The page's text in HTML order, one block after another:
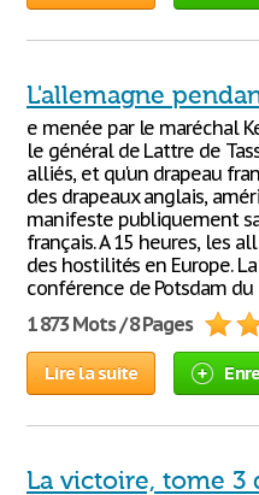
L'allemagne
e menée par le maréchal
le général de Lattre de
alliés, et qu'un drapeau
des drapeaux anglais,
manifeste publiquement
français. A 15 heures, les
des hostilités en Europe. La
conférence de Potsdam
1 873 Mots / 8 Pages
Lire la suite
La victoire, tome 3